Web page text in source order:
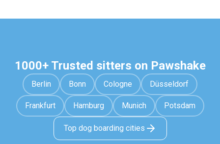
1000+ Trusted sitters on Pawshake
Berlin Bonn Cologne Düsseldorf
Frankfurt Hamburg Munich Potsdam
Top dog boarding cities